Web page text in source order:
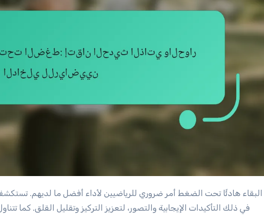
في ذلك التأكيدات الإيجابية والتصور، لتعزيز التركيز وتقليل القلق. كما